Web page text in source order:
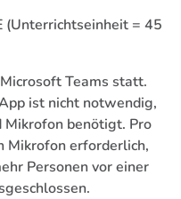
(Unterrichtseinheit = 45
Teams statt.
ist nicht notwendig,
Mikrofon benötigt. Pro
Mikrofon erforderlich,
Personen vor einer